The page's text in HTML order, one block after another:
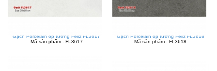
Gạch Porcelain ốp tường Feliz FL3617
Mã sản phẩm : FL3617
Gạch Porcelain ốp tường Feliz FL3618
Mã sản phẩm : FL3618